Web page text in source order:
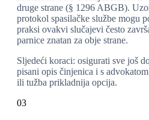
druge strane (§ 1296 ABGB).
protokol spasilačke službe mogu
praksi ovakvi slučajevi često
parnice znatan za obje strane.
Sljedeći koraci: osigurati sve još
pisani opis činjenica i s
ili tužba prikladnija opcija.
03